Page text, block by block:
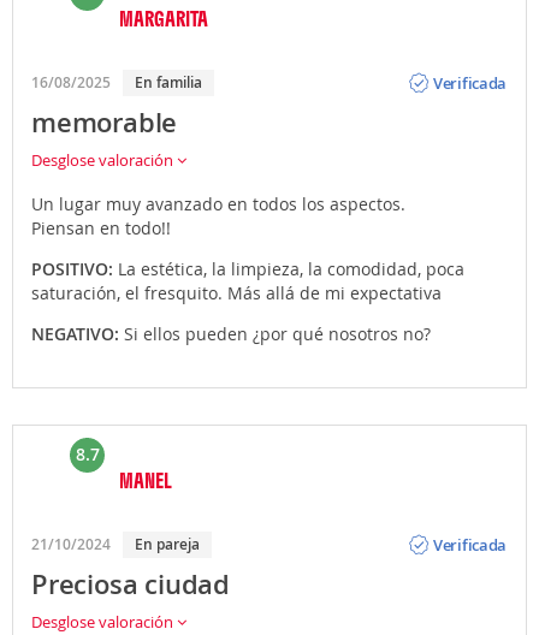
MARGARITA
16/08/2025 En familia
Verificada
memorable
Desglose valoración
Un lugar muy avanzado en todos los aspectos.
Piensan en todo!!
POSITIVO: La estética, la limpieza, la comodidad, poca
saturación, el fresquito. Más allá de mi expectativa
NEGATIVO: Si ellos pueden ¿por qué nosotros no?
8.7
MANEL
21/10/2024 En pareja
Verificada
Preciosa ciudad
Desglose valoración